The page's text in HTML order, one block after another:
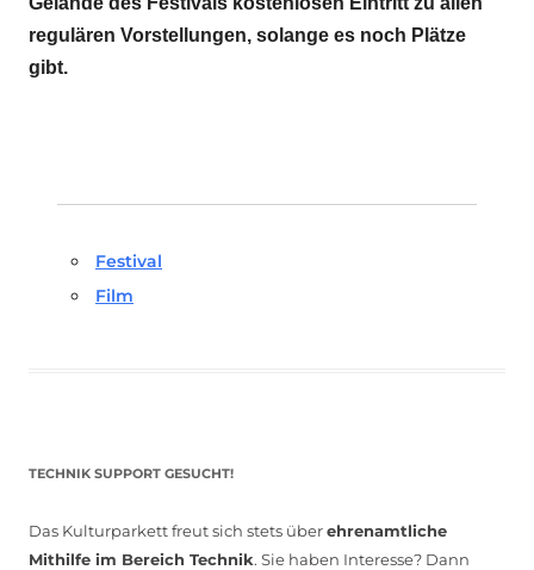
regulären Vorstellungen, solange es noch Plätze
gibt.
Festival
Film
TECHNIK SUPPORT GESUCHT!
Das Kulturparkett freut sich stets überehrenamtliche
Mithilfe im Bereich Technik. Sie haben Interesse? Dann